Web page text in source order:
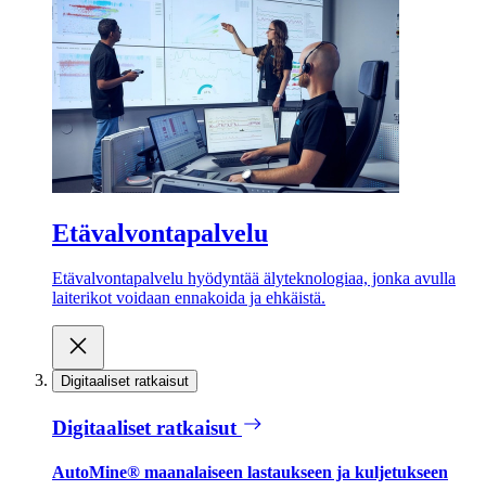
Etävalvontapalvelu
Etävalvontapalvelu hyödyntää älyteknologiaa, jonka avulla
laiterikot voidaan ennakoida ja ehkäistä.
Digitaaliset ratkaisut
Digitaaliset ratkaisut
AutoMine® maanalaiseen lastaukseen ja kuljetukseen